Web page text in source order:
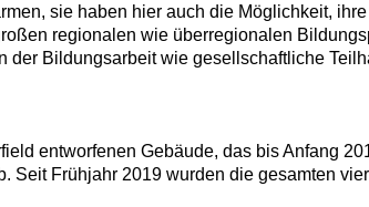
sie haben hier auch die Möglichkeit,
regionalen wie überregionalen
Bildungsarbeit wie gesellschaftliche
entworfenen Gebäude, das bis Anfang
Frühjahr 2019 wurden die gesamten